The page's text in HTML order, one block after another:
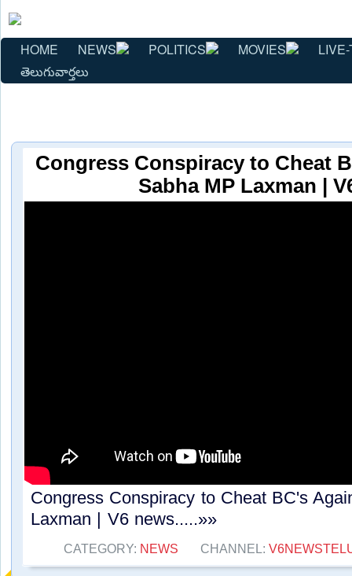
HOME NEWS POLITICS MOVIES
తెలుగువార్తలు
Congress Conspiracy to Cheat
Sabha MP Laxman |
Congress Conspiracy to Cheat BC's
Laxman | V6 news.....»»
CATEGORY: NEWS CHANNEL: